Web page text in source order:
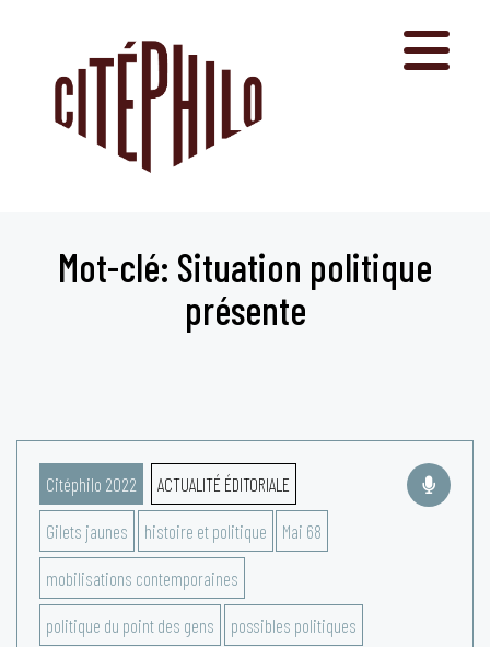
Mot-clé: Situation politique
présente
Citéphilo 2022 ACTUALITÉ ÉDITORIALE
Gilets jaunes histoire et politique Mai 68
mobilisations contemporaines
politique du point des gens possibles politiques